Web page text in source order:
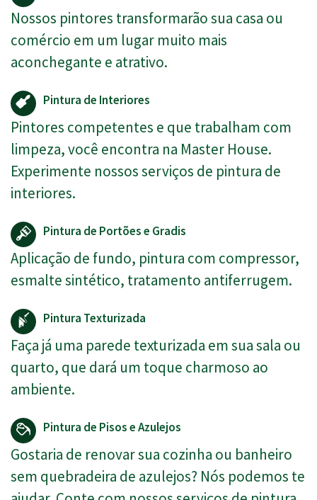
Nossos pintores transformarão sua casa ou
comércio em um lugar muito mais
aconchegante e atrativo.
Pintura de Interiores
Pintores competentes e que trabalham com
limpeza, você encontra na Master House.
Experimente nossos serviços de pintura de
interiores.
Pintura de Portões e Gradis
Aplicação de fundo, pintura com compressor,
esmalte sintético, tratamento antiferrugem.
Pintura Texturizada
Faça já uma parede texturizada em sua sala ou
quarto, que dará um toque charmoso ao
ambiente.
Pintura de Pisos e Azulejos
Gostaria de renovar sua cozinha ou banheiro
sem quebradeira de azulejos? Nós podemos te